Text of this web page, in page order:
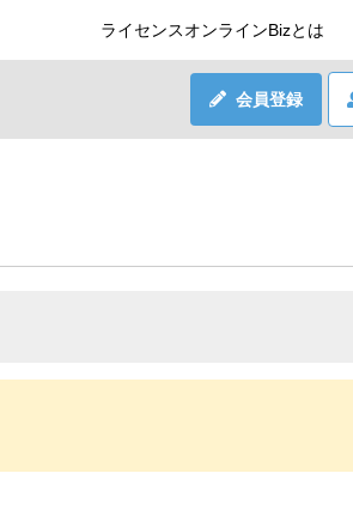
ライセンスオンラインBizとは
会員登録